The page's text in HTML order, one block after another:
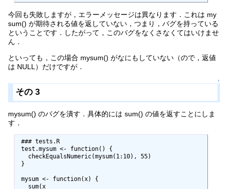
今回も失敗しますが，エラーメッセージは異なります．これは my
sum() が期待される値を返していない，つまり，バグを持っている
ということです．したがって，このバグをなくさなくてはいけませ
ん．
といっても，この場合 mysum() がなにもしていない（ので，返値
は NULL）だけですが．
↑
その 3
mysum() のバグを潰す．具体的には sum() の値を返すことにしま
す．